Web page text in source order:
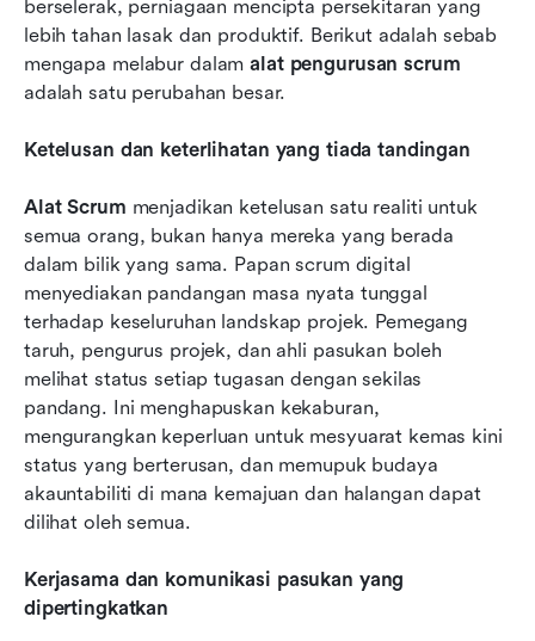
berselerak, perniagaan mencipta persekitaran yang
lebih tahan lasak dan produktif. Berikut adalah sebab
mengapa melabur dalam alat pengurusan scrum
adalah satu perubahan besar.
Ketelusan dan keterlihatan yang tiada tandingan
Alat Scrum menjadikan ketelusan satu realiti untuk
semua orang, bukan hanya mereka yang berada
dalam bilik yang sama. Papan scrum digital
menyediakan pandangan masa nyata tunggal
terhadap keseluruhan landskap projek. Pemegang
taruh, pengurus projek, dan ahli pasukan boleh
melihat status setiap tugasan dengan sekilas
pandang. Ini menghapuskan kekaburan,
mengurangkan keperluan untuk mesyuarat kemas kini
status yang berterusan, dan memupuk budaya
akauntabiliti di mana kemajuan dan halangan dapat
dilihat oleh semua.
Kerjasama dan komunikasi pasukan yang
dipertingkatkan